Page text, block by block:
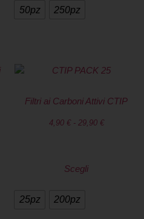
50pz 250pz
Filtri ai Carboni Attivi CTIP
4,90 € - 29,90 €
Scegli
25pz 200pz